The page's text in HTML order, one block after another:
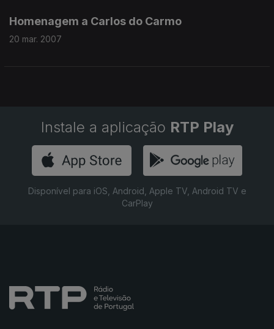
Homenagem a Carlos do Carmo
20 mar. 2007
Instale a aplicação RTP Play
Disponível para iOS, Android, Apple TV, Android TV e
CarPlay